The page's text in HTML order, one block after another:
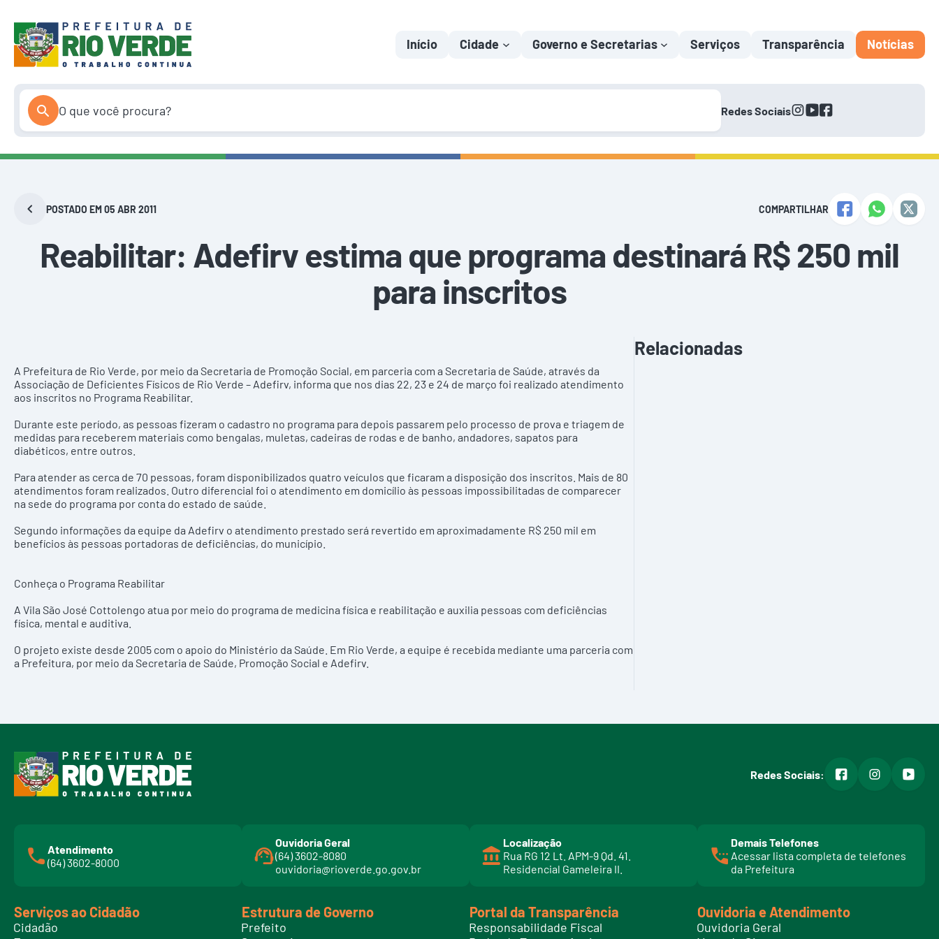
para
conteúdo
Início Cidade Governo e Secretarias Serviços Transparência Notícias
Redes Sociaisinstagram
youtube
facebook
POSTADO EM 05 ABR 2011 COMPARTILHAR
Reabilitar: Adefirv estima que programa destinará R$ 250 mil
para inscritos
A Prefeitura de Rio Verde, por meio da Secretaria de Promoção Social, em parceria com a Secretaria de Saúde, através da
Associação de Deficientes Físicos de Rio Verde – Adefirv, informa que nos dias 22, 23 e 24 de março foi realizado atendimento
aos inscritos no Programa Reabilitar.
Durante este período, as pessoas fizeram o cadastro no programa para depois passarem pelo processo de prova e triagem de
medidas para receberem materiais como bengalas, muletas, cadeiras de rodas e de banho, andadores, sapatos para
diabéticos, entre outros.
Para atender as cerca de 70 pessoas, foram disponibilizados quatro veículos que ficaram a disposição dos inscritos. Mais de 80
atendimentos foram realizados. Outro diferencial foi o atendimento em domicílio às pessoas impossibilitadas de comparecer
na sede do programa por conta do estado de saúde.
Segundo informações da equipe da Adefirv o atendimento prestado será revertido em aproximadamente R$ 250 mil em
benefícios às pessoas portadoras de deficiências, do município.
Conheça o Programa Reabilitar
A Vila São José Cottolengo atua por meio do programa de medicina física e reabilitação e auxilia pessoas com deficiências
física, mental e auditiva.
O projeto existe desde 2005 com o apoio do Ministério da Saúde. Em Rio Verde, a equipe é recebida mediante uma parceria com
a Prefeitura, por meio da Secretaria de Saúde, Promoção Social e Adefirv.
Relacionadas
Redes Sociais: facebookinstagram
Atendimento
(64) 3602-8000
Ouvidoria Geral
(64) 3602-8080
ouvidoria@rioverde.go.gov.br
Localização
Rua RG 12 Lt. APM-9 Qd. 41.
Residencial Gameleira II.
Demais Telefones
Acessar lista completa de telefones
da Prefeitura
l
i
t
e
l
Serviços ao Cidadão
Cidadão
Estrutura de Governo
Prefeito
Portal da Transparência
Responsabilidade Fiscal
Ouvidoria e Atendimento
Ouvidoria Geral